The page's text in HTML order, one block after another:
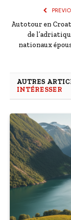
Autotour en
de
nationaux
AUTRES
INTÉRESSER